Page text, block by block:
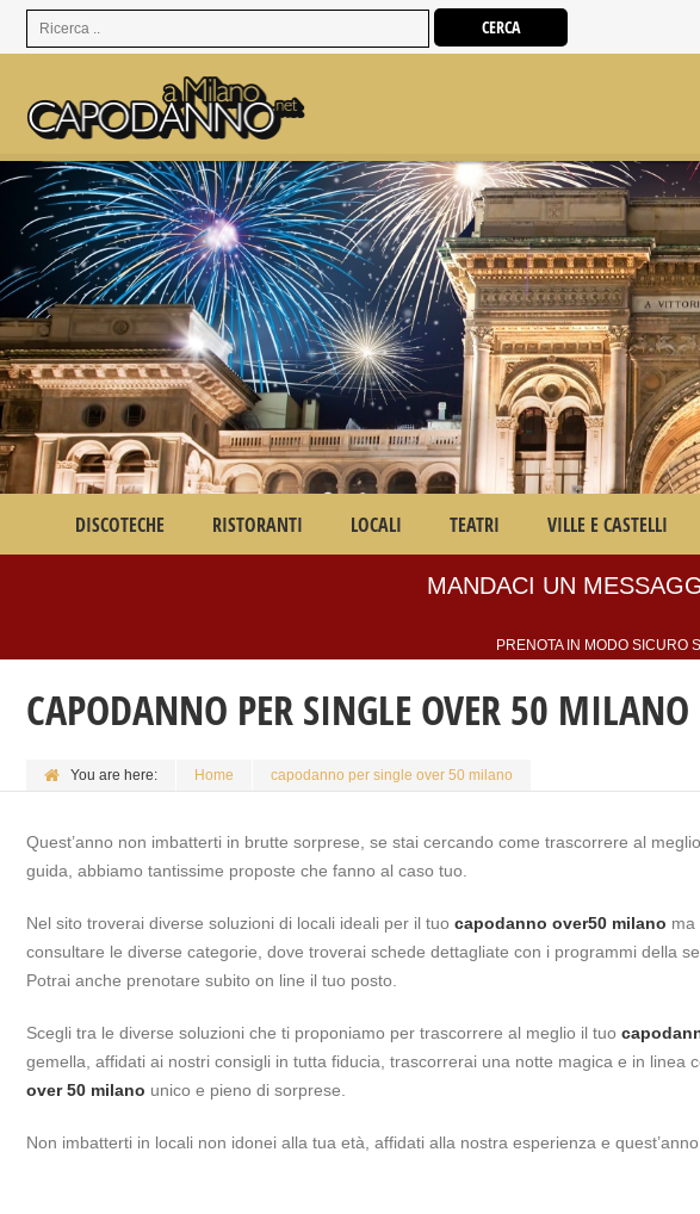
DISCOTECHE RISTORANTI LOCALI TEATRI VILLE E CASTELLI
MANDACI UN
PRENOTA IN MODO SICURO
CAPODANNO PER SINGLE OVER 50 MILANO
You are here: Home capodanno per single over 50 milano
Quest’anno non imbatterti in brutte sorprese, se stai cercando come trascorrere al
guida, abbiamo tantissime proposte che fanno al caso tuo.
Nel sito troverai diverse soluzioni di locali ideali per il tuo capodanno over50 milano ma
consultare le diverse categorie, dove troverai schede dettagliate con i programmi della
Potrai anche prenotare subito on line il tuo posto.
Scegli tra le diverse soluzioni che ti proponiamo per trascorrere al meglio il tuo
gemella, affidati ai nostri consigli in tutta fiducia, trascorrerai una notte magica e in linea
over 50 milano unico e pieno di sorprese.
Non imbatterti in locali non idonei alla tua età, affidati alla nostra esperienza e